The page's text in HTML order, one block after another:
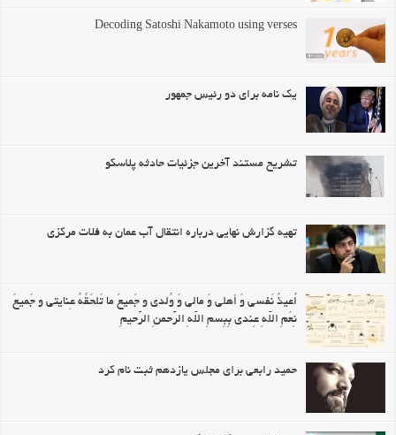
Decoding Satoshi Nakamoto using verses
یک نامه برای دو رئیس جمهور
تشریح مستند آخرین جزئیات حادثه پلاسکو
تهیه گزارش نهایی درباره انتقال آب عمان به فلات مرکزی
اُعیذُ نَفسی وَ أهلی وَ مالی وَ وُلدی و جَمیعَ ما تَلحَقُهُ عِنایتی و جَمیعَ
نِعَمِ اللّهِ عِندی بِبِسمِ اللّهِ الرَّحمنِ الرَّحیمِ
حمید رابعی برای مجلس یازدهم ثبت نام کرد